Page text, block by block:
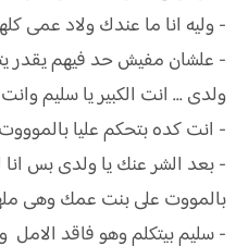
- وليه انا ما عندك ولاد عمى
- علشان مفيش حد فيهم يقدر
ولدى ... انت الكبير يا سليم
- انت كده بتحكم عليا
- بعد الشر عنك يا ولدى بس
بالمووت على بنت عمك وهى
- سليم بيتكلم وهو فاقد